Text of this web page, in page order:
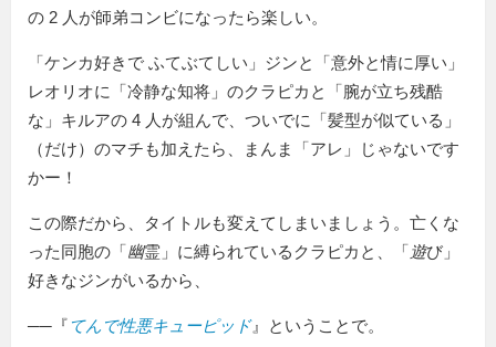
の 2 人が師弟コンビになったら楽しい。
「ケンカ好きで ふてぶてしい」ジンと「意外と情に厚い」
レオリオに「冷静な知将」のクラピカと「腕が立ち残酷
な」キルアの 4 人が組んで、ついでに「髪型が似ている」
（だけ）のマチも加えたら、まんま「アレ」じゃないです
かー！
この際だから、タイトルも変えてしまいましょう。亡くな
った同胞の「幽霊」に縛られているクラピカと、「遊び」
好きなジンがいるから、
──『 てんで性悪キューピッド』ということで。